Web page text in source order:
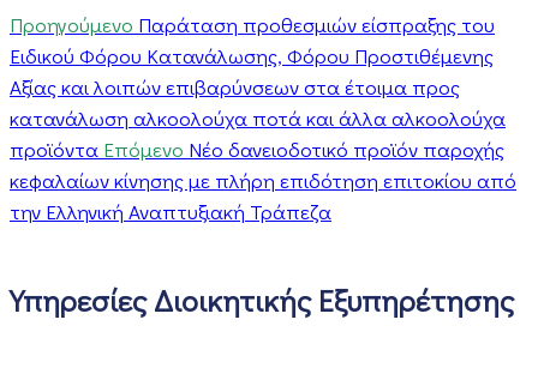
Προηγούμενο Παράταση προθεσμιών είσπραξης του
Ειδικού Φόρου Κατανάλωσης, Φόρου Προστιθέμενης
Αξίας και λοιπών επιβαρύνσεων στα έτοιμα προς
κατανάλωση αλκοολούχα ποτά και άλλα αλκοολούχα
προϊόντα Επόμενο Νέο δανειοδοτικό προϊόν παροχής
κεφαλαίων κίνησης με πλήρη επιδότηση επιτοκίου από
την Ελληνική Αναπτυξιακή Τράπεζα
Υπηρεσίες Διοικητικής Εξυπηρέτησης